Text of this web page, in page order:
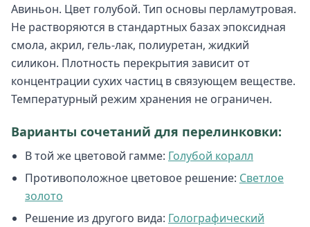
Авиньон. Цвет голубой. Тип основы перламутровая.
Не растворяются в стандартных базах эпоксидная
смола, акрил, гель-лак, полиуретан, жидкий
силикон. Плотность перекрытия зависит от
концентрации сухих частиц в связующем веществе.
Температурный режим хранения не ограничен.
Варианты сочетаний для перелинковки:
В той же цветовой гамме: Голубой коралл
Противоположное цветовое решение: Светлое
золото
Решение из другого вида: Голографический